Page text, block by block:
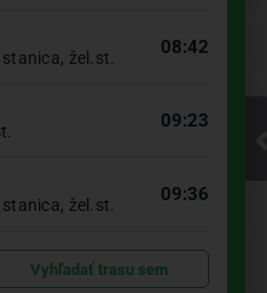
pre
žel.st. 08:42
09:23
žel.st. 09:36
Vyhľadať trasu sem